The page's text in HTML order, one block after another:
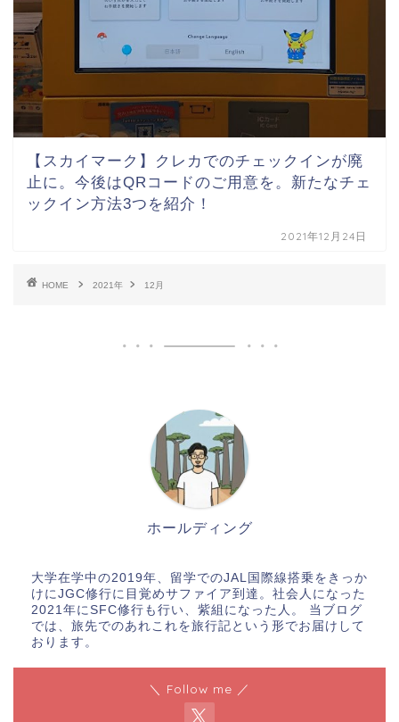
【スカイマーク】クレカでのチェックインが廃
止に。今後はQRコードのご用意を。新たなチェ
ックイン方法3つを紹介！
2021年12月24日
HOME 2021年 12月
ホールディング
大学在学中の2019年、留学でのJAL国際線搭乗をきっか
けにJGC修行に目覚めサファイア到達。社会人になった
2021年にSFC修行も行い、紫組になった人。 当ブログ
では、旅先でのあれこれを旅行記という形でお届けして
おります。
＼ Follow me ／